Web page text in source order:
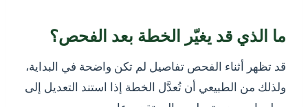
ما الذي قد يغيّر الخطة بعد الفحص؟
قد تظهر أثناء الفحص تفاصيل لم تكن واضحة في البداية،
ولذلك من الطبيعي أن تُعدَّل الخطة إذا استند التعديل إلى